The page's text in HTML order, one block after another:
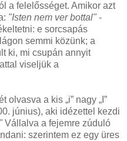
a felelősséget. Amikor azt
"Isten nem ver bottal" -
e sorcsapás
semmi közünk; a
ki, mi csupán annyit
viseljük a
olvasva a kis „i” nagy „I”
június), aki idézettel kezdi
Vállalva a fejemre zúduló
szerintem ez egy üres